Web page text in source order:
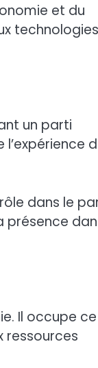
et du
un parti
dans le
présence
Il occupe ce
ressources